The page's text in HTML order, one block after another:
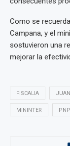
Como se
Campana, y el
sostuvieron una
mejorar la
FISCALIA
MININTER PNP